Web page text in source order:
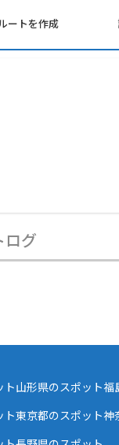
ートを作成
ログ
ト山形県のスポット福
ト東京都のスポット神